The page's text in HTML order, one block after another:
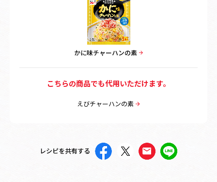
かに味チャーハンの素
こちらの商品でも代用いただけます。
えびチャーハンの素
レシピを共有する